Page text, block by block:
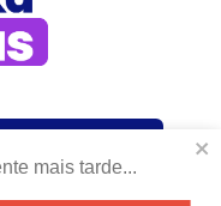
mais tarde...